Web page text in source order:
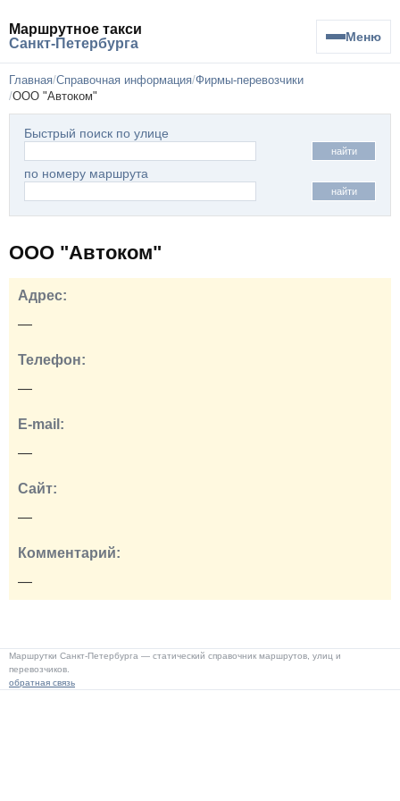
Маршрутное такси
Санкт-Петербурга
Меню
Главная Справочная информация Фирмы-перевозчики
ООО "Автоком"
Быстрый поиск по улице
найти
по номеру маршрута
найти
ООО "Автоком"
Адрес:
—
Телефон:
—
E-mail:
—
Сайт:
—
Комментарий:
—
Маршрутки Санкт-Петербурга — статический справочник маршрутов, улиц и
перевозчиков.
обратная связь